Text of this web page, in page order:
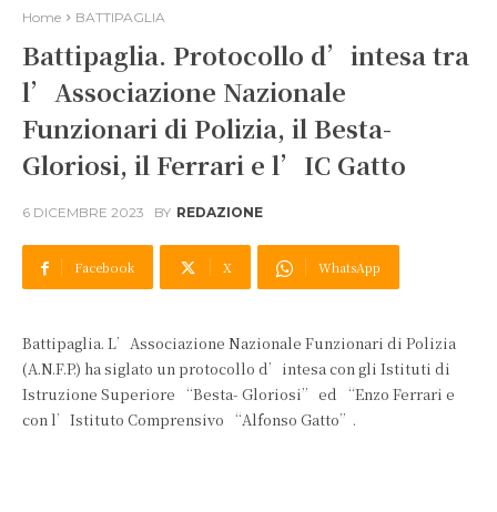
Home BATTIPAGLIA
Battipaglia. Protocollo d’intesa tra
l’Associazione Nazionale
Funzionari di Polizia, il Besta-
Gloriosi, il Ferrari e l’IC Gatto
6 DICEMBRE 2023 BY REDAZIONE
Facebook X WhatsApp
Battipaglia. L’Associazione Nazionale Funzionari di Polizia
(A.N.F.P.) ha siglato un protocollo d’intesa con gli Istituti di
Istruzione Superiore “Besta- Gloriosi” ed “Enzo Ferrari e
con l’Istituto Comprensivo “Alfonso Gatto”.